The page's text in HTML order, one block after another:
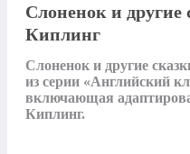
Слоненок и другие
Киплинг
Слоненок и другие
из серии «Английский
включающая
Киплинг.